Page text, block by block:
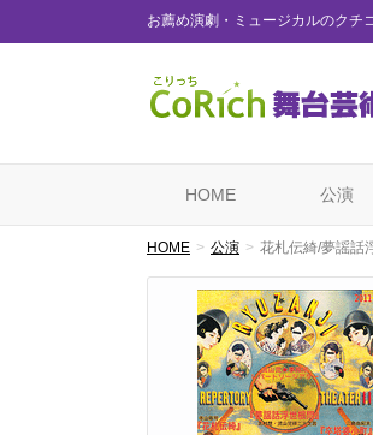
お薦め演劇・ミュージカルのクチ
HOME 公演
HOME 公演 花札伝綺/夢謡話